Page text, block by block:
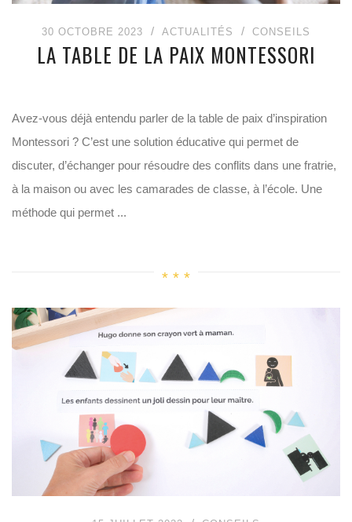
30 OCTOBRE 2023 ACTUALITÉS CONSEILS
LA TABLE DE LA PAIX MONTESSORI
Avez-vous déjà entendu parler de la table de paix d’inspiration
Montessori ? C’est une solution éducative qui permet de
discuter, d’échanger pour résoudre des conflits dans une fratrie,
à la maison ou avec les camarades de classe, à l’école. Une
méthode qui permet ...